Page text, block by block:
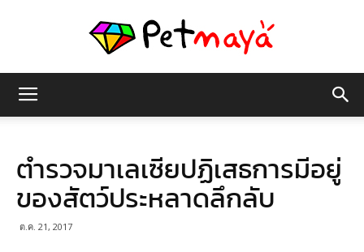
มายา
ตำรวจมาเลเซียปฏิเสธการมีอยู่
ของสัตว์ประหลาดลึกลับ
ต.ค. 21, 2017